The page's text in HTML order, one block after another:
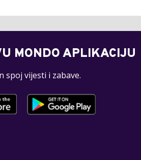
MONDO APLIKACIJU
spoj vijesti i zabave.